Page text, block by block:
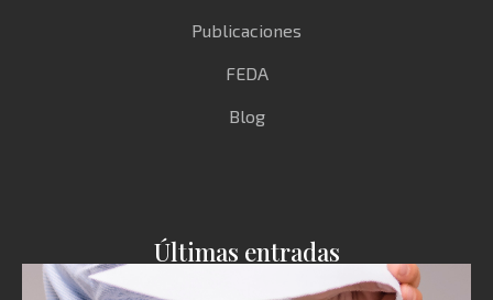
Publicaciones
FEDA
Blog
Últimas entradas